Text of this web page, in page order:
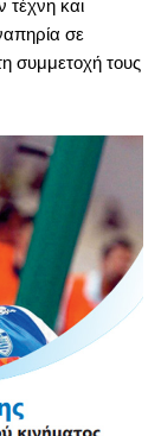
τέχνη και
σε
συμμετοχή τους